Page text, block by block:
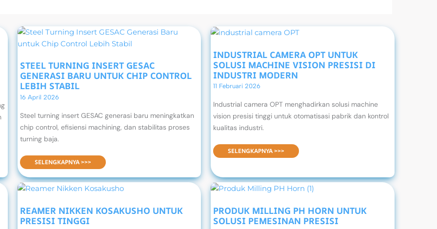
STEEL TURNING INSERT GESAC
GENERASI BARU UNTUK CHIP CONTROL
LEBIH STABIL
16 April 2026
Steel turning insert GESAC generasi baru meningkatkan
chip control, efisiensi machining, dan stabilitas proses
turning baja.
STEEL TURNING INSERT GESAC GENERASI BARU UNTUK CHIP CONTROL LEBIH STABIL
SELENGKAPNYA >>>
INDUSTRIAL CAMERA OPT UNTUK
SOLUSI MACHINE VISION PRESISI DI
INDUSTRI MODERN
11 Februari 2026
Industrial camera OPT menghadirkan solusi machine
vision presisi tinggi untuk otomatisasi pabrik dan kontrol
kualitas industri.
INDUSTRIAL CAMERA OPT UNTUK SOLUSI MACHINE VISION PRESISI DI INDUSTRI MODERN
SELENGKAPNYA >>>
REAMER NIKKEN KOSAKUSHO UNTUK
PRESISI TINGGI
PRODUK MILLING PH HORN UNTUK
SOLUSI PEMESINAN PRESISI